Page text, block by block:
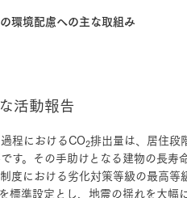
宅 別荘・リゾートハウス
ご相談デスク
環境配慮への主な取組み
活動報告
程におけるCO2排出量は、居住段
す。その手助けとなる建物の長
度における劣化対策等級の最高
標準設定とし、地震の揺れを大